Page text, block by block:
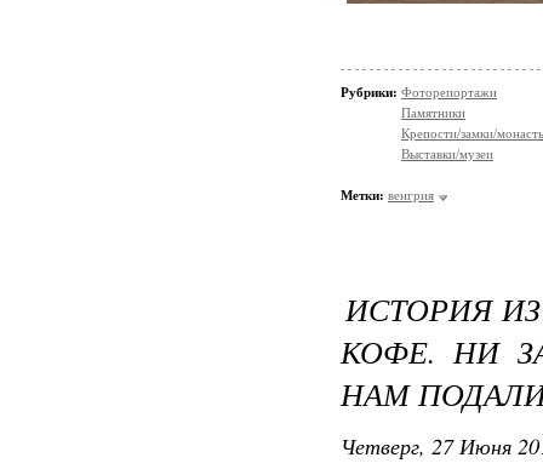
Рубрики: Фоторепортажи
Памятники
Крепости/замки/
Выставки/музеи
Метки: венгрия
ИСТОРИЯ
КОФЕ. НИ
НАМ
Четверг, 27 Июня